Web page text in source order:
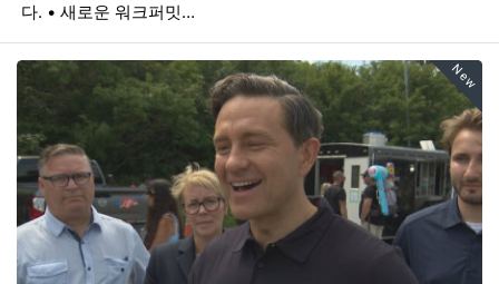
다. • 새로운 워크퍼밋…
New